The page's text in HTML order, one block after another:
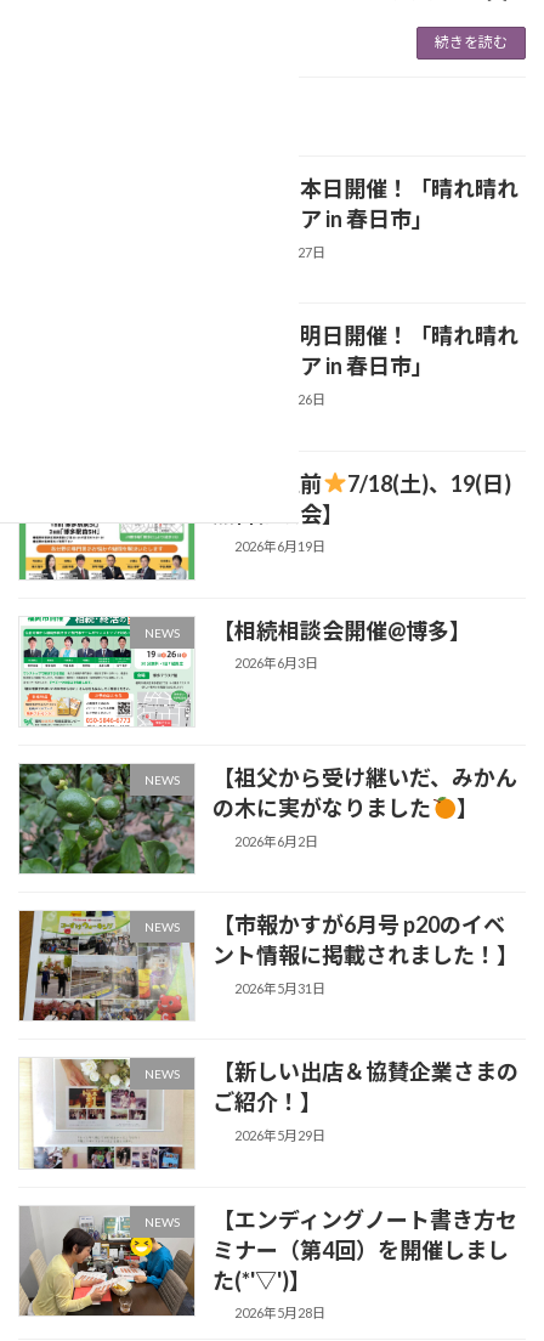
続きを読む
いよいよ本日開催！「晴れ晴れ
終活フェア in 春日市」
2026年6月27日
いよいよ明日開催！「晴れ晴れ
終活フェア in 春日市」
2026年6月26日
【博多駅前
7/18(土)、19(日)
無料相談会】
2026年6月19日
NEWS 【相続相談会開催@博多】
2026年6月3日
NEWS
【祖父から受け継いだ、みかん
の木に実がなりました
】
2026年6月2日
NEWS
【市報かすが6月号 p20のイベ
ント情報に掲載されました！】
2026年5月31日
NEWS
【新しい出店＆協賛企業さまの
ご紹介！】
2026年5月29日
NEWS
【エンディングノート書き方セ
ミナー（第4回）を開催しまし
た(*'▽')】
2026年5月28日